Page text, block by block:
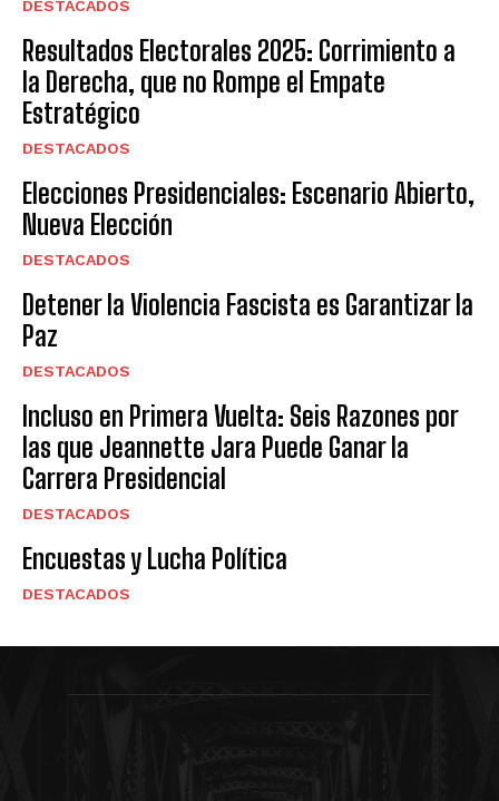
DESTACADOS
Resultados Electorales 2025: Corrimiento a
la Derecha, que no Rompe el Empate
Estratégico
DESTACADOS
Elecciones Presidenciales: Escenario Abierto,
Nueva Elección
DESTACADOS
Detener la Violencia Fascista es Garantizar la
Paz
DESTACADOS
Incluso en Primera Vuelta: Seis Razones por
las que Jeannette Jara Puede Ganar la
Carrera Presidencial
DESTACADOS
Encuestas y Lucha Política
DESTACADOS